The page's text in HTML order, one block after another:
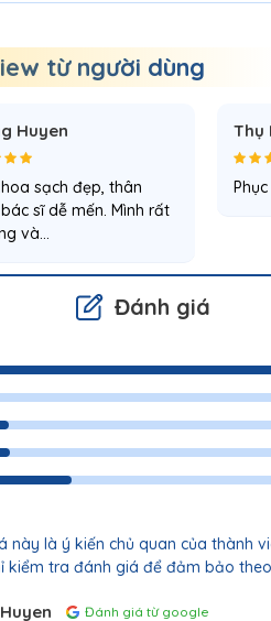
từ người dùng
Huyen
sạch đẹp, thân
sĩ dễ mến. Mình rất
và…
Thụ
Đánh giá
này là ý kiến chủ quan của thành
kiểm tra đánh giá để đảm bảo
Đánh giá từ google